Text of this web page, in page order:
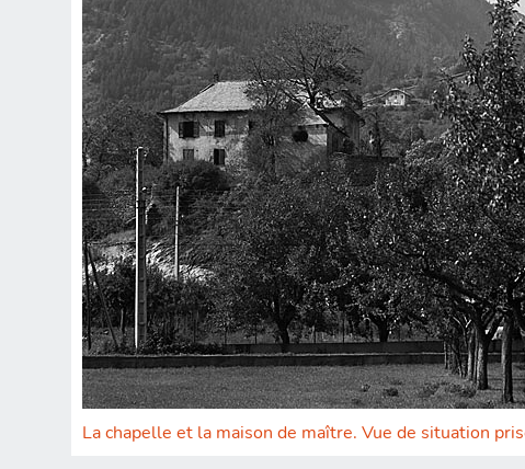
La chapelle et la maison de maître. Vue de situation